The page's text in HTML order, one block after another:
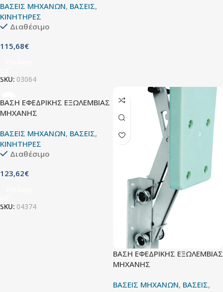
ΒΑΣΕΙΣ ΜΗΧΑΝΩΝ, ΒΑΣΕΙΣ,
ΚΙΝΗΤΗΡΕΣ
Διαθέσιμο
115,68€
SKU: 03064
ΒΑΣΗ ΕΦΕΔΡΙΚΗΣ ΕΞΩΛΕΜΒΙΑΣ
ΜΗΧΑΝΗΣ
ΒΑΣΕΙΣ ΜΗΧΑΝΩΝ, ΒΑΣΕΙΣ,
ΚΙΝΗΤΗΡΕΣ
Διαθέσιμο
123,62€
SKU: 04374
ΒΑΣΗ ΕΦΕΔΡΙΚΗΣ ΕΞΩΛΕΜΒΙΑΣ
ΜΗΧΑΝΗΣ
ΒΑΣΕΙΣ ΜΗΧΑΝΩΝ, ΒΑΣΕΙΣ,